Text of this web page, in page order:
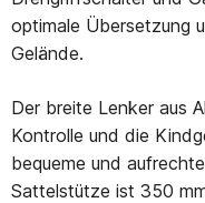
optimale Übersetzung
Gelände.
Der breite Lenker aus
Kontrolle und die
bequeme und
Sattelstütze ist 350